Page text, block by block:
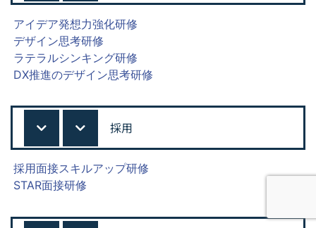
アイデア発想力強化研修
デザイン思考研修
ラテラルシンキング研修
DX推進のデザイン思考研修
採用
採用面接スキルアップ研修
STAR面接研修